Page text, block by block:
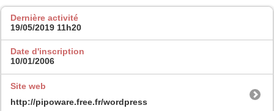
Dernière activité
19/05/2019 11h20
Date d'inscription
10/01/2006
Site web
http://pipoware.free.fr/wordpress